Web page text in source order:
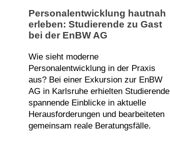
Personalentwicklung hautnah
erleben: Studierende zu Gast
bei der EnBW AG
Wie sieht moderne
Personalentwicklung in der Praxis
aus? Bei einer Exkursion zur EnBW
AG in Karlsruhe erhielten Studierende
spannende Einblicke in aktuelle
Herausforderungen und bearbeiteten
gemeinsam reale Beratungsfälle.